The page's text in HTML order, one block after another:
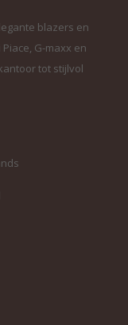
blazers en
G-maxx en
tot stijlvol